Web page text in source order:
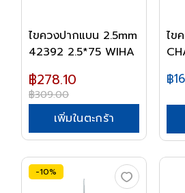
ไขควงปากแบน 2.5mm
42392 2.5*75 WIHA
฿278.10
฿309.00
เพิ่มในตะกร้า
ไข
฿
-10%